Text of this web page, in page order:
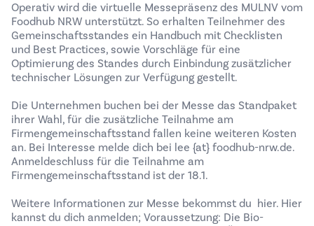
Operativ wird die virtuelle Messepräsenz des MULNV vom
Foodhub NRW unterstützt. So erhalten Teilnehmer des
Gemeinschaftsstandes ein Handbuch mit Checklisten
und Best Practices, sowie Vorschläge für eine
Optimierung des Standes durch Einbindung zusätzlicher
technischer Lösungen zur Verfügung gestellt.
Die Unternehmen buchen bei der Messe das Standpaket
ihrer Wahl, für die zusätzliche Teilnahme am
Firmengemeinschaftsstand fallen keine weiteren Kosten
an. Bei Interesse melde dich bei lee {at} foodhub-nrw.de.
Anmeldeschluss für die Teilnahme am
Firmengemeinschaftsstand ist der 18.1.
Weitere Informationen zur Messe bekommst du hier. Hier
kannst du dich anmelden; Voraussetzung: Die Bio-